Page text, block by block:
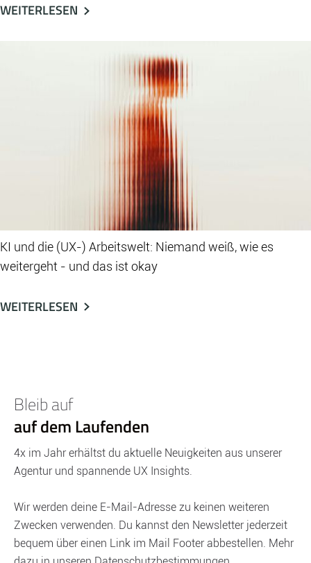
WEITERLESEN
KI und die (UX-) Arbeitswelt: Niemand weiß, wie es
weitergeht - und das ist okay
WEITERLESEN
Bleib auf
auf dem Laufenden
4x im Jahr erhältst du aktuelle Neuigkeiten aus unserer
Agentur und spannende UX Insights.
Wir werden deine E-Mail-Adresse zu keinen weiteren
Zwecken verwenden. Du kannst den Newsletter jederzeit
bequem über einen Link im Mail Footer abbestellen. Mehr